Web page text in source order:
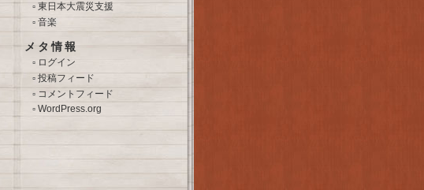
東日本大震災支援
音楽
メタ情報
ログイン
投稿フィード
コメントフィード
WordPress.org